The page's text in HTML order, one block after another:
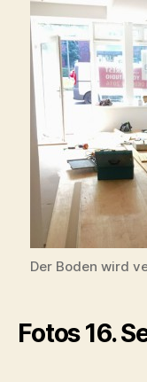
Der Boden wird
Fotos 16.